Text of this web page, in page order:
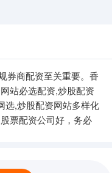
券商配资至关重要。香
站必选配资,炒股配资
选,炒股配资网站多样化
票配资公司好，务必